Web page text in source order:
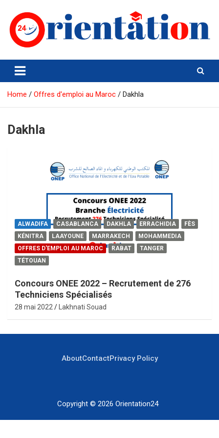
content
Orientation24
Emploi et Orientation au Maroc
Home Offres d'emploi au Maroc Dakhla
Dakhla
ALWADIFA CASABLANCA DAKHLA ERRACHIDIA
FÈS
KÉNITRA
LAAYOUNE MARRAKECH
MOHAMMEDIA
OFFRES D'EMPLOI AU MAROC
RABAT
TANGER
TÉTOUAN
Concours ONEE 2022 – Recrutement de 276
Techniciens Spécialisés
28 mai 2022 Lakhnati Souad
AboutContactPrivacy Policy
Copyright © 2026 Orientation24